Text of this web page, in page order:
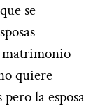
se
matrimonio
quiere
la esposa